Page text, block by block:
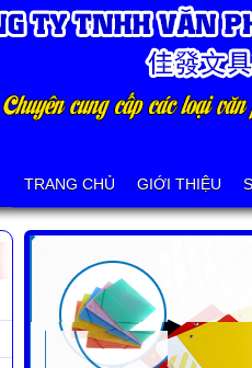
TRANG CHỦ GIỚI THIỆU